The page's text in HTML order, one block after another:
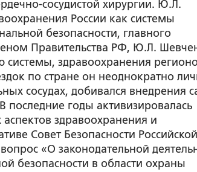
сосудистой хирургии. Ю.Л.
России как системы
безопасности, главного
Правительства РФ, Ю.Л.
здравоохранения
по стране он неоднократно
сосудах, добивался внедрения
последние годы активизировалась
здравоохранения и
Совет Безопасности Российской
«О законодательной
безопасности в области охраны